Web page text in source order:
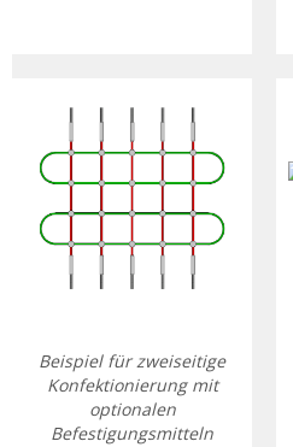
Beispiel für zweiseitige
Konfektionierung mit
optionalen
Befestigungsmitteln